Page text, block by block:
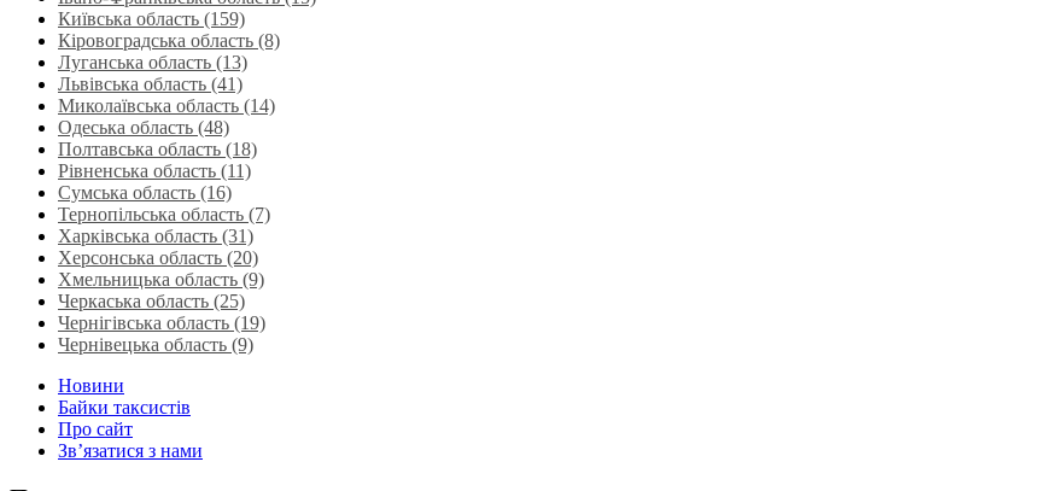
Київська область (159)
Кіровоградська область (8)
Луганська область‎ (13)
Львівська область‎ (41)
Миколаївська область‎ (14)
Одеська область‎ (48)
Полтавська область (18)
Рівненська область‎ (11)
Сумська область‎ (16)
Тернопільська область‎ (7)
Харківська область‎ (31)
Херсонська область‎ (20)
Хмельницька область‎ (9)
Черкаська область‎ (25)
Чернігівська область (19)
Чернівецька область (9)
Новини
Байки таксистів
Про сайт
Зв’язатися з нами